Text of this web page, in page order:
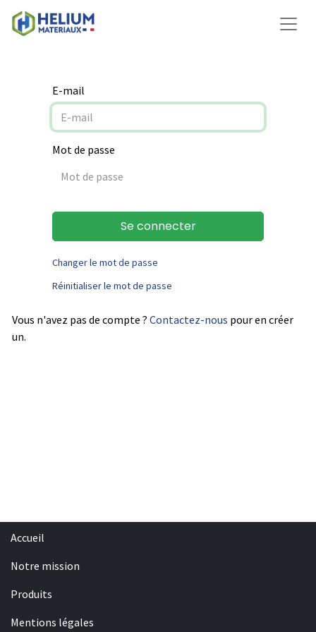
E-mail
Mot de passe
Se connecter
Changer le mot de passe
Réinitialiser le mot de passe
Vous n'avez pas de compte ? Contactez-nous pour en créer
un.
Accueil
Notre mission
Produits
Mentions légales